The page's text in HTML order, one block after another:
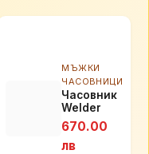
МЪЖКИ
ЧАСОВНИЦИ
Часовник
Welder
W75
WRT1017
670.00
лв